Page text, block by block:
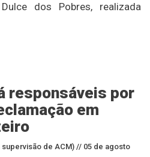
dos Pobres, realizada
responsáveis por
em
de ACM) // 05 de agosto